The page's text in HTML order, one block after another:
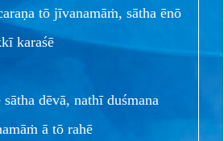
tō jīvanamāṁ, sātha ēnō
karaśē
sātha dēvā, nathī duśmana
ā tō rahē